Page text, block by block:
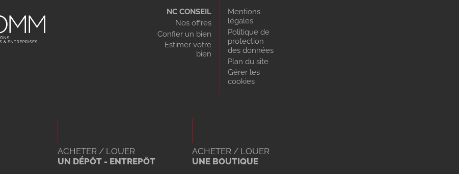
NC CONSEIL
Nos offres
Confier un bien
Estimer votre
bien
Mentions
légales
Politique de
protection
des données
Plan du site
Gérer les
cookies
ACHETER / LOUER
UN DÉPÔT - ENTREPÔT
ACHETER / LOUER
UNE BOUTIQUE